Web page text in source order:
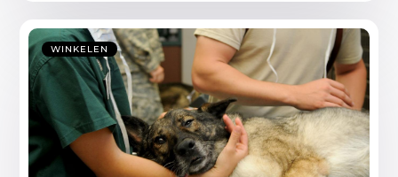
WINKELEN